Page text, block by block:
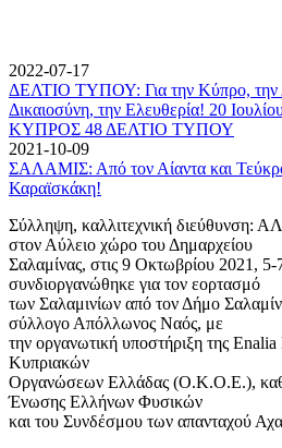
2022-07-17
ΔΕΛΤΙΟ ΤΥΠΟΥ: Για την Κύπρο, την
Δικαιοσύνη, την Ελευθερία! 20
ΚΥΠΡΟΣ 48 ΔΕΛΤΙΟ ΤΥΠΟΥ
2021-10-09
ΣΑΛΑΜΙΣ: Από τον Αίαντα και
Καραϊσκάκη!
Σύλληψη, καλλιτεχνική
στον Αύλειο χώρο του Δημαρχείου
Σαλαμίνας, στις 9 Οκτωβρίου 2021,
συνδιοργανώθηκε για τον εορτασμό
των Σαλαμινίων από τον Δήμο
σύλλογο Απόλλωνος Ναός, με
την οργανωτική υποστήριξη της
Κυπριακών
Οργανώσεων Ελλάδας (Ο.Κ.Ο.Ε.),
Ένωσης Ελλήνων Φυσικών
και του Συνδέσμου των απανταχού